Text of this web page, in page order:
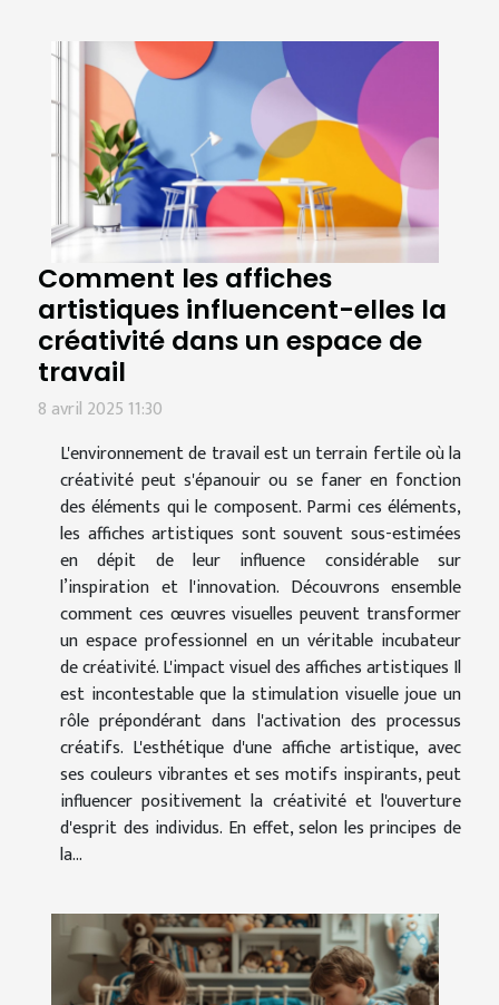
Comment les affiches
artistiques influencent-elles la
créativité dans un espace de
travail
8 avril 2025 11:30
L'environnement de travail est un terrain fertile où la
créativité peut s'épanouir ou se faner en fonction
des éléments qui le composent. Parmi ces éléments,
les affiches artistiques sont souvent sous-estimées
en dépit de leur influence considérable sur
l’inspiration et l'innovation. Découvrons ensemble
comment ces œuvres visuelles peuvent transformer
un espace professionnel en un véritable incubateur
de créativité. L'impact visuel des affiches artistiques Il
est incontestable que la stimulation visuelle joue un
rôle prépondérant dans l'activation des processus
créatifs. L'esthétique d'une affiche artistique, avec
ses couleurs vibrantes et ses motifs inspirants, peut
influencer positivement la créativité et l'ouverture
d'esprit des individus. En effet, selon les principes de
la...